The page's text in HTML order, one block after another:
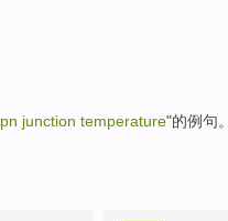
pn junction temperature"的例句